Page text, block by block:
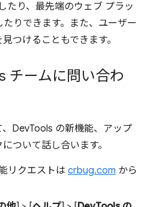
たり、最先端のウェブ プラッ
たりできます。また、ユーザー
つけることもできます。
チームに問い合わ
DevTools の新機能、アップ
ついて話し合います。
リクエストは crbug.com から